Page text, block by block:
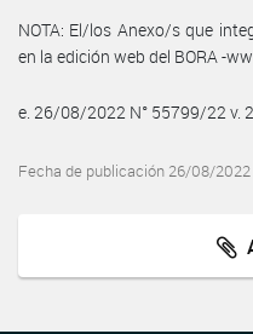
NOTA: El/los Anexo/s que
en la edición web del BORA -
e. 26/08/2022 N° 55799/22 v.
Fecha de publicación 26/08/2022